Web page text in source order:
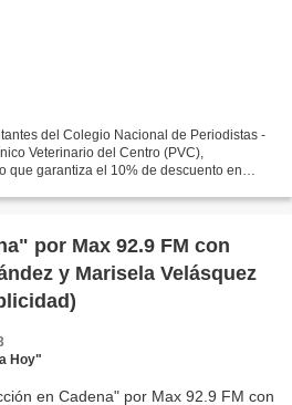
del Colegio Nacional de Periodistas -
Veterinario del Centro (PVC),
que garantiza el 10% de descuento en
por Max 92.9 FM con
y Marisela Velásquez
Hoy"